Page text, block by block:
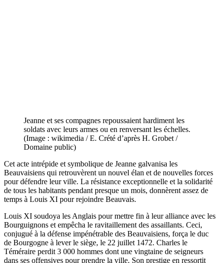
Jeanne et ses compagnes repoussaient hardiment les
soldats avec leurs armes ou en renversant les échelles.
(Image : wikimedia / E. Crété d’après H. Grobet /
Domaine public)
Cet acte intrépide et symbolique de Jeanne galvanisa les
Beauvaisiens qui retrouvèrent un nouvel élan et de nouvelles forces
pour défendre leur ville. La résistance exceptionnelle et la solidarité
de tous les habitants pendant presque un mois, donnèrent assez de
temps à Louis XI pour rejoindre Beauvais.
Louis XI soudoya les Anglais pour mettre fin à leur alliance avec les
Bourguignons et empêcha le ravitaillement des assaillants. Ceci,
conjugué à la défense impénétrable des Beauvaisiens, força le duc
de Bourgogne à lever le siège, le 22 juillet 1472. Charles le
Téméraire perdit 3 000 hommes dont une vingtaine de seigneurs
dans ses offensives pour prendre la ville. Son prestige en ressortit